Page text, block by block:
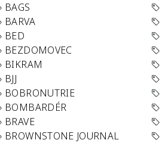
BAGS
BARVA
BED
BEZDOMOVEC
BIKRAM
BJJ
BOBRONUTRIE
BOMBARDÉR
BRAVE
BROWNSTONE JOURNAL